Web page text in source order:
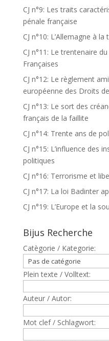
CJ n°9: Les traits
pénale française
CJ n°10: L’Allemagne à
CJ n°11: Le trentenaire
Françaises
CJ n°12: Le règlement
européenne des Droits
CJ n°13: Le sort des
français de la faillite
CJ n°14: Trente ans de
CJ n°15: L’influence des
politiques
CJ n°16: Terrorisme et
CJ n°17: La loi Badinter
CJ n°19: L’Europe et la
Bijus Recherche
Catègorie / Kategorie:
Plein texte / Volltext:
Auteur / Autor:
Mot clef / Schlagwort: